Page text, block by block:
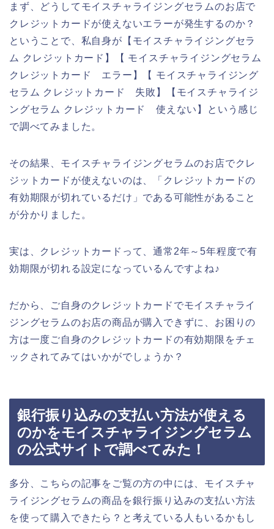
まず、どうしてモイスチャライジングセラムのお店で
クレジットカードが使えないエラーが発生するのか？
ということで、私自身が【モイスチャライジングセラ
ム クレジットカード】【 モイスチャライジングセラム
クレジットカード エラー】【 モイスチャライジング
セラム クレジットカード 失敗】【モイスチャライジ
ングセラム クレジットカード 使えない】という感じ
で調べてみました。
その結果、モイスチャライジングセラムのお店でクレ
ジットカードが使えないのは、「クレジットカードの
有効期限が切れているだけ」である可能性があること
が分かりました。
実は、クレジットカードって、通常2年～5年程度で有
効期限が切れる設定になっているんですよね♪
だから、ご自身のクレジットカードでモイスチャライ
ジングセラムのお店の商品が購入できずに、お困りの
方は一度ご自身のクレジットカードの有効期限をチェ
ックされてみてはいかがでしょうか？
銀行振り込みの支払い方法が使える
のかをモイスチャライジングセラム
の公式サイトで調べてみた！
多分、こちらの記事をご覧の方の中には、モイスチャ
ライジングセラムの商品を銀行振り込みの支払い方法
を使って購入できたら？と考えている人もいるかもし